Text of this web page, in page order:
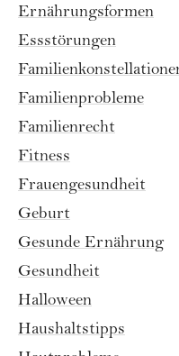
Ernährungsformen
Essstörungen
Familienprobleme
Familienrecht
Fitness
Frauengesundheit
Geburt
Gesunde Ernährung
Gesundheit
Halloween
Haushaltstipps